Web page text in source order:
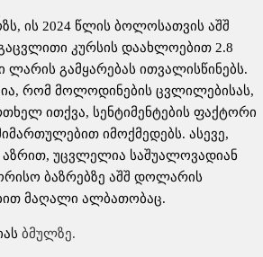
ის 2024 წლის ბოლოსათვის აშშ
კურსის დაახლოებით 2.8
ლარის გამყარებას ითვალისწინებს.
რომ მოლოდინების ცვლილებისას,
ითქვა, სენტიმენტების ფაქტორი
იმოქმედებს. ასევე,
აზრით, უცვლელია საშუალოვადიან
ბაზრებზე აშშ დოლარის
მაღალი ალბათობაც.
ბმულზე.